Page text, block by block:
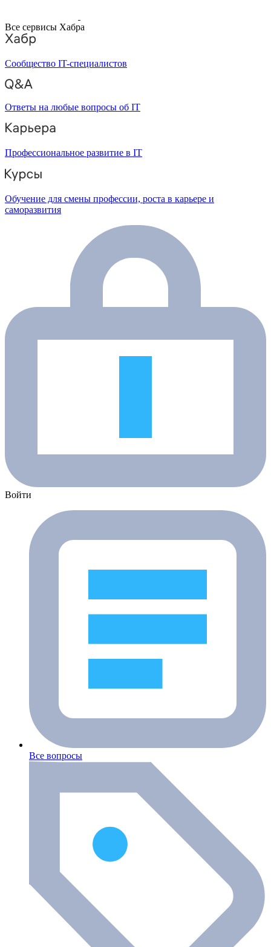
Все сервисы Хабра
Сообщество IT-специалистов
Ответы на любые вопросы об IT
Профессиональное развитие в IT
Обучение для смены профессии, роста в карьере и
саморазвития
Войти
Все вопросы